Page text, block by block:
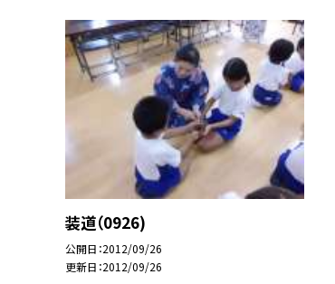
装道（0926)
公開日 2012/09/26
更新日 2012/09/26